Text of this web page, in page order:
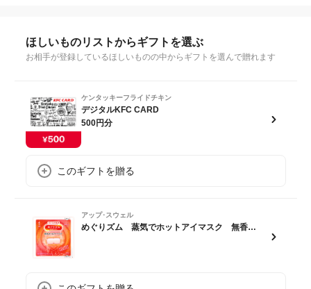
ほしいものリストからギフトを選ぶ
お相手が登録しているほしいものの中からギフトを選んで贈れます
ケンタッキーフライドチキン
デジタルKFC CARD
500円分
このギフトを贈る
アップ･スウェル
めぐりズム 蒸気でホットアイマスク 無香料 5枚セット【ポスト投函】